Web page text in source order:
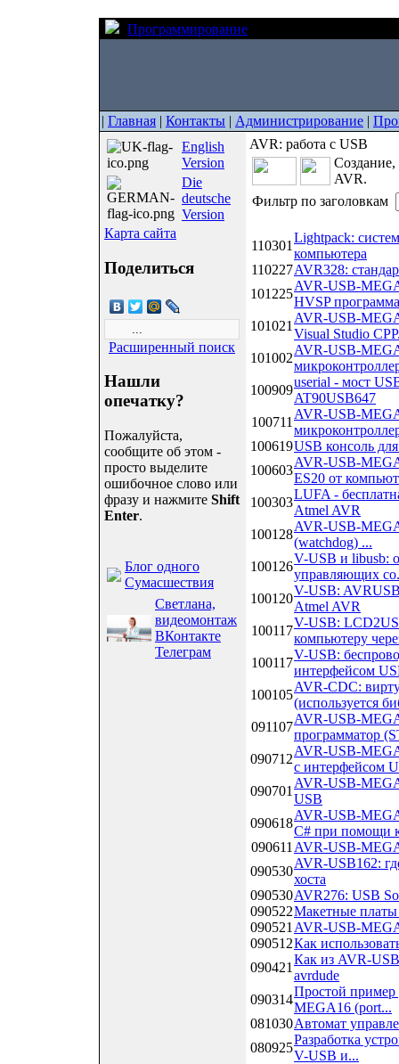
Программирование
| Главная | Контакты | Администрирование |
English
Version
Die
deutsche
Version
Карта сайта
Поделиться
Расширенный поиск
Нашли
опечатку?
Пожалуйста,
сообщите об этом -
просто выделите
ошибочное слово или
фразу и нажмите Shift
Enter.
Блог одного
Сумасшествия
Светлана,
видеомонтаж
ВКонтакте
Телеграм
AVR: работа с USB
Создание,
AVR.
Фильтр по заголовкам
110301
Lightpack:
компьютера
110227AVR328:
101225
AVR-USB-
HVSP
101021
AVR-USB-
Visual Studio
101002
AVR-USB-
100909
userial - мост
AT90USB647
100711
AVR-USB-
100619USB консоль
100603
AVR-USB-
ES20 от
100303
LUFA -
Atmel AVR
100128
AVR-USB-
(watchdog) ...
100126
V-USB и libusb:
управляющих
100120
V-USB:
Atmel AVR
100117
V-USB:
компьютеру
100117
V-USB:
интерфейсом
100105
AVR-CDC:
(используется
091107
AVR-USB-
программатор
090712
AVR-USB-
с интерфейсом
090701
AVR-USB-
USB
090618
AVR-USB-
C# при помощи
090611 AVR-USB-
090530
AVR-USB162:
хоста
090530AVR276: USB
090522Макетные
090521 AVR-USB-
090512Как
090421
Как из AVR-
avrdude
090314
Простой пример
MEGA16 (port...
081030Автомат
080925
Разработка
V-USB и...